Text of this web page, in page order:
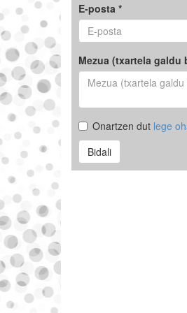
E-posta *
Mezua (txartela galdu
Onartzen dut lege
Bidali